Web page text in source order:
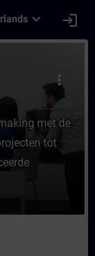
expand_more login
-
more_vert
met de
tot